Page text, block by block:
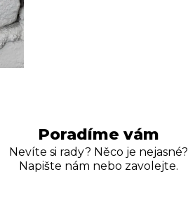
Poradíme vám
Nevíte si rady? Něco je nejasné?
Napište nám nebo zavolejte.